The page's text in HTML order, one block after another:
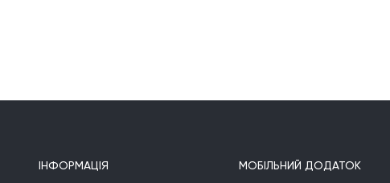
ІНФОРМАЦІЯ МОБІЛЬНИЙ ДОДАТОК